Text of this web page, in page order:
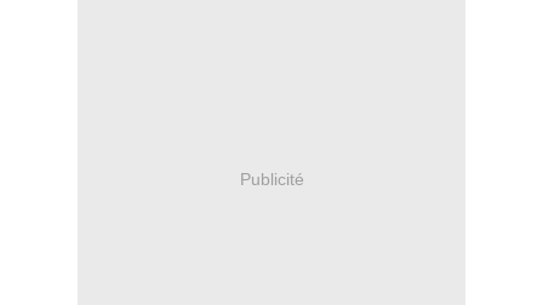
Publicité